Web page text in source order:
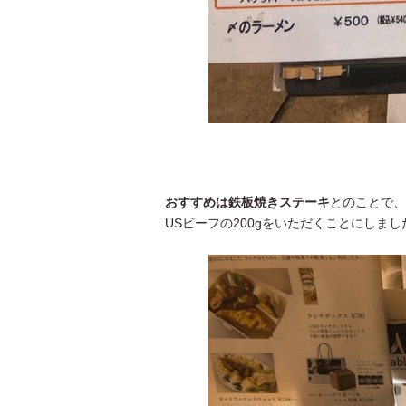
おすすめは鉄板焼きステーキとのことで、
USビーフの200gをいただくことにしまし